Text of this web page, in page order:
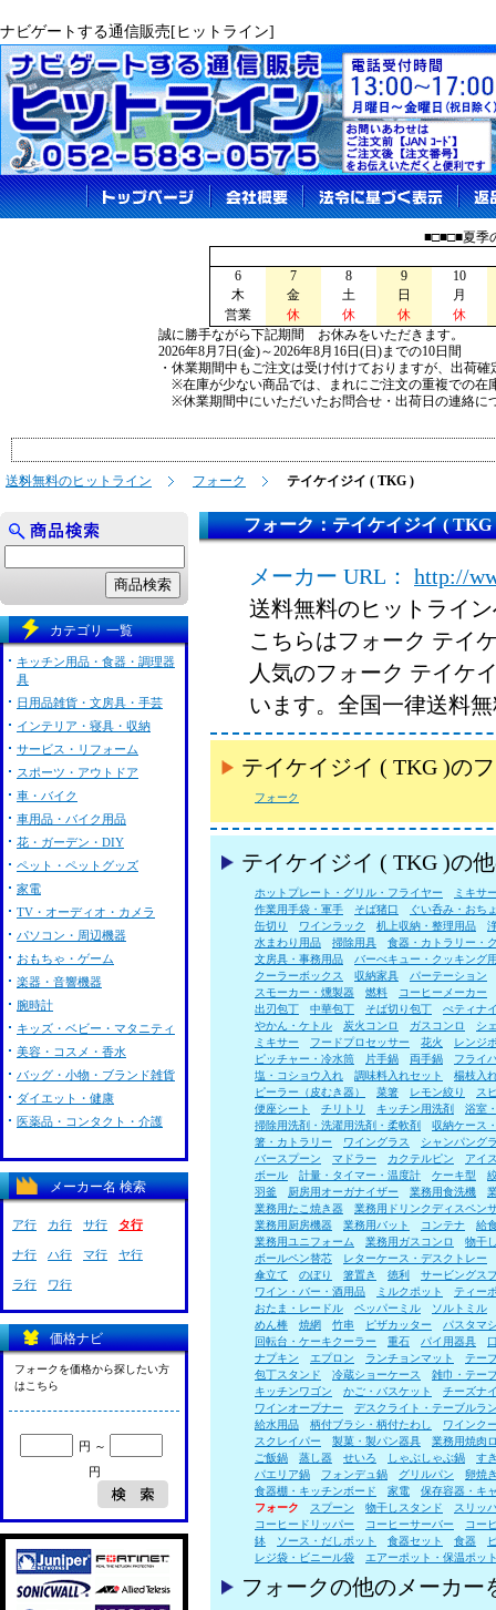
ナビゲートする通信販売[ヒットライン]
■□■□■夏季
6 7 8 9
10
木
金 土 日
月
営業
休 休 休
休
誠に勝手ながら下記期間 お休みをいただきます。
2026年8月7日(金)～2026年8月16日(日)までの10日間
・休業期間中もご注文は受け付けておりますが、出荷
※在庫が少ない商品では、まれにご注文の重複での在
※休業期間中にいただいたお問合せ・出荷日の連絡に
送料無料のヒットライン フォーク テイケイジイ ( TKG )
フォーク：テイケイジイ ( TKG
メーカー URL：
http://
送料無料のヒットライ
こちらはフォーク テイ
人気のフォーク テイケ
います。全国一律送料
テイケイジイ ( TKG )の
フォーク
テイケイジイ ( TKG )の
ホットプレート・グリル・フライヤー
ミキサ
作業用手袋・軍手
そば猪口
ぐい呑み・おち
缶切り
ワインラック 机上収納・整理用品
水まわり用品
掃除用具
食器・カトラリー・
文房具・事務用品
バーべキュー・クッキング
クーラーボックス
収納家具
パーテーション
スモーカー・燻製器
燃料
コーヒーメーカー
出刃包丁
中華包丁 そば切り包丁
ぺティナ
やかん・ケトル
炭火コンロ ガスコンロ
シ
ミキサー
フードプロセッサー 花火
レンジ
ピッチャー・冷水筒
片手鍋 両手鍋
フライ
塩・コショウ入れ
調味料入れセット
楊枝入
ピーラー（皮むき器）
菜箸 レモン絞り
ス
便座シート
チリトリ キッチン用洗剤
浴室
掃除用洗剤・洗濯用洗剤・柔軟剤
収納ケース
箸・カトラリー
ワイングラス
シャンパング
バースプーン
マドラー カクテルピン
アイ
ボール
計量・タイマー・温度計 ケーキ型
羽釜
厨房用オーガナイザー 業務用食洗機
業務用たこ焼き器
業務用ドリンクディスペン
業務用厨房機器
業務用バット コンテナ
給
業務用ユニフォーム
業務用ガスコンロ
物干
ボールペン替芯
レターケース・デスクトレー
傘立て
のぼり 箸置き 徳利
サービングス
ワイン・バー・酒用品
ミルクポット
ティー
おたま・レードル
ペッパーミル
ソルトミル
めん棒
焼網 竹串 ピザカッター
パスタマ
回転台・ケーキクーラー
重石 パイ用器具
ナプキン
エプロン ランチョンマット
テー
包丁スタンド
冷蔵ショーケース
雑巾・テー
キッチンワゴン
かご・バスケット
チーズナ
ワインオープナー
デスクライト・テーブルラ
給水用品
柄付ブラシ・柄付たわし
ワインク
スクレイパー
製菓・製パン器具
業務用焼肉
ご飯鍋
蒸し器 せいろ しゃぶしゃぶ鍋
す
パエリア鍋
フォンデュ鍋 グリルパン
卵焼
食器棚・キッチンボード
家電
保存容器・キ
フォーク
スプーン 物干しスタンド
スリッ
コーヒードリッパー
コーヒーサーバー
コー
鉢
ソース・だしポット 食器セット 食器
レジ袋・ビニール袋
エアーポット・保温ポッ
フォークの他のメーカー
カテゴリ 一覧
キッチン用品・食器・調理器
具
日用品雑貨・文房具・手芸
インテリア・寝具・収納
サービス・リフォーム
スポーツ・アウトドア
車・バイク
車用品・バイク用品
花・ガーデン・DIY
ペット・ペットグッズ
家電
TV・オーディオ・カメラ
パソコン・周辺機器
おもちゃ・ゲーム
楽器・音響機器
腕時計
キッズ・ベビー・マタニティ
美容・コスメ・香水
バッグ・小物・ブランド雑貨
ダイエット・健康
医薬品・コンタクト・介護
メーカー名 検索
ア行 カ行 サ行 タ行
ナ行 ハ行 マ行 ヤ行
ラ行 ワ行
価格ナビ
フォークを価格から探したい方
はこちら
円 ～
円